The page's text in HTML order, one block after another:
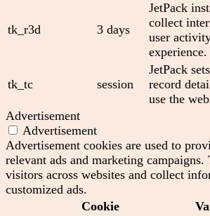
tk_r3d 3 days
JetPack
collect
user
experience.
tk_tc session
JetPack
record
use the
Advertisement
Advertisement
Advertisement cookies are used to
relevant ads and marketing campaigns.
visitors across websites and collect
customized ads.
Cookie